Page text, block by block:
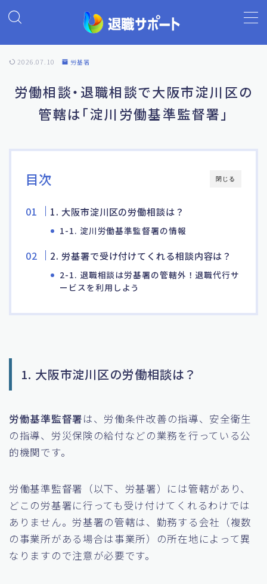
MENU
ホーム
退職代行の基礎知識
退職代行ランキング
退職代行 退職サポート
よくあるご質問
2026.07.10 労基署
労働相談・退職相談で大阪市淀川区の
管轄は「淀川労働基準監督署」
閉じる
目次
1. 大阪市淀川区の労働相談は？
1-1. 淀川労働基準監督署の情報
2. 労基署で受け付けてくれる相談内容は？
2-1. 退職相談は労基署の管轄外！退職代行サ
ービスを利用しよう
1. 大阪市淀川区の労働相談は？
労働基準監督署は、労働条件改善の指導、安全衛生
の指導、労災保険の給付などの業務を行っている公
的機関です。
労働基準監督署（以下、労基署）には管轄があり、
どこの労基署に行っても受け付けてくれるわけでは
ありません。労基署の管轄は、勤務する会社（複数
の事業所がある場合は事業所）の所在地によって異
なりますので注意が必要です。